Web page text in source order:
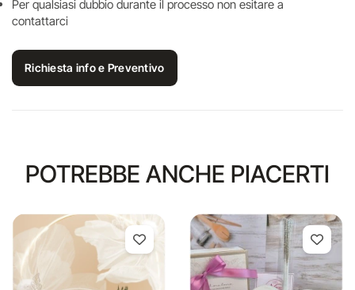
Per qualsiasi dubbio durante il processo non esitare a
contattarci
Richiesta info e Preventivo
POTREBBE ANCHE PIACERTI